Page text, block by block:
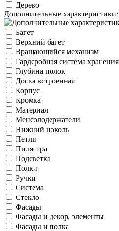
Дерево
Дополнительные характеристики:
Багет
Верхний багет
Вращающийся механизм
Гардеробная система хранения
Глубина полок
Доска встроенная
Корпус
Кромка
Материал
Менсолодержатели
Нижний цоколь
Петли
Пилястра
Подсветка
Полки
Ручки
Система
Стекло
Фасады
Фасады и декор. элементы
Фасады и полка